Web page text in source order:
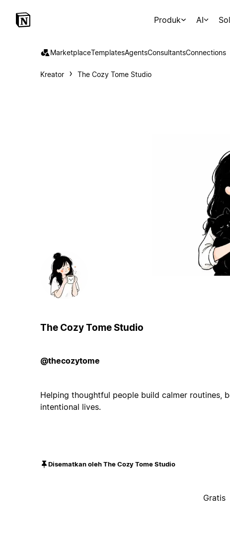
Produk AI
MarketplaceTemplatesAgentsConsultantsConnections
Kreator The Cozy Tome Studio
The Cozy Tome Studio
@thecozytome
Helping thoughtful people build calmer routines,
intentional lives.
Disematkan oleh The Cozy Tome Studio
Gratis